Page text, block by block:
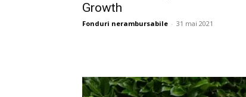
Growth
Fonduri nerambursabile - 31 mai 2021